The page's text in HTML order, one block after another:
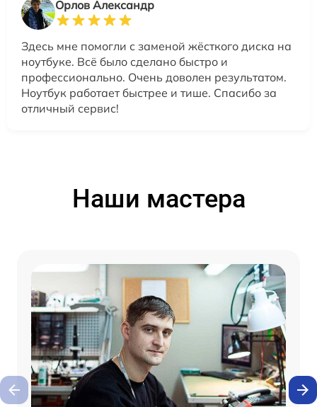
Орлов Александр
Здесь мне помогли с заменой жёсткого диска на
ноутбуке. Всё было сделано быстро и
профессионально. Очень доволен результатом.
Ноутбук работает быстрее и тише. Спасибо за
отличный сервис!
Наши мастера